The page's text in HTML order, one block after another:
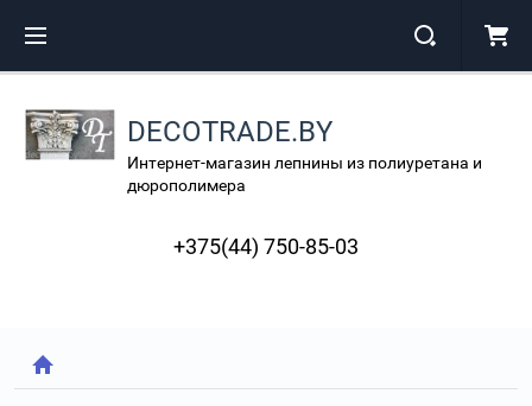
DECOTRADE.BY
Интернет-магазин лепнины из полиуретана и
дюрополимера
+375(44) 750-85-03